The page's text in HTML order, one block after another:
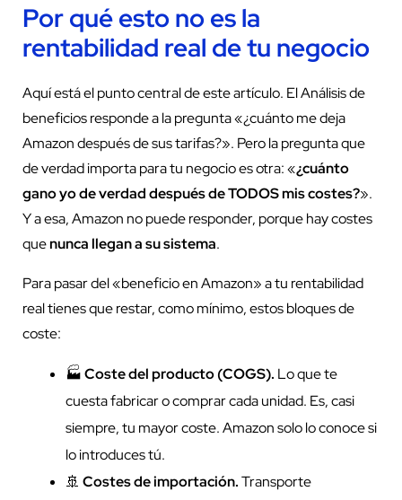
Por qué esto no es la
rentabilidad real de tu negocio
Aquí está el punto central de este artículo. El Análisis de
beneficios responde a la pregunta «¿cuánto me deja
Amazon después de sus tarifas?». Pero la pregunta que
de verdad importa para tu negocio es otra: «¿cuánto
gano yo de verdad después de TODOS mis costes?».
Y a esa, Amazon no puede responder, porque hay costes
quenunca llegan a su sistema.
Para pasar del «beneficio en Amazon» a tu rentabilidad
real tienes que restar, como mínimo, estos bloques de
coste:
🏭Coste del producto (COGS). Lo que te
cuesta fabricar o comprar cada unidad. Es, casi
siempre, tu mayor coste. Amazon solo lo conoce si
lo introduces tú.
🚢 Costes de importación.Transporte